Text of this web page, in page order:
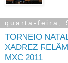
quarta-feira,
TORNEIO
XADREZ
MXC 2011